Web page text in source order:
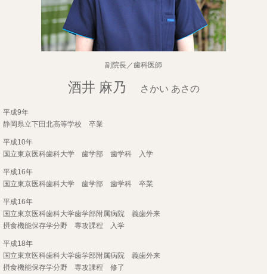
副院長／歯科医師
酒井 麻乃 さかい あさの
平成9年
静岡県立下田北高等学校 卒業
平成10年
国立東京医科歯科大学 歯学部 歯学科 入学
平成16年
国立東京医科歯科大学 歯学部 歯学科 卒業
平成16年
国立東京医科歯科大学歯学部附属病院 義歯外来
摂食機能保存学分野 専攻課程 入学
平成18年
国立東京医科歯科大学歯学部附属病院 義歯外来
摂食機能保存学分野 専攻課程 修了